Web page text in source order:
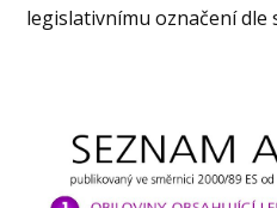
legislativnímu označení dle